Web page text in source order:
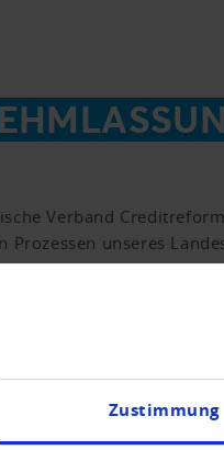
Zustimmung
Verband
Prozessen unseres
vielen